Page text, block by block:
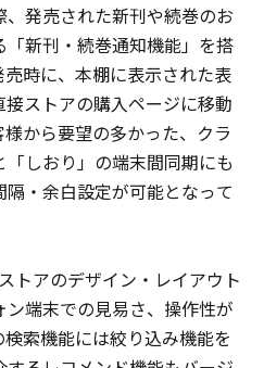
発売された新刊や続巻のお
新刊・続巻通知機能」を搭
時に、本棚に表示された表
ストアの購入ページに移動
から要望の多かった、クラ
しおり」の端末間同期にも
・余白設定が可能となって
アのデザイン・レイアウト
端末での見易さ、操作性が
索機能には絞り込み機能を